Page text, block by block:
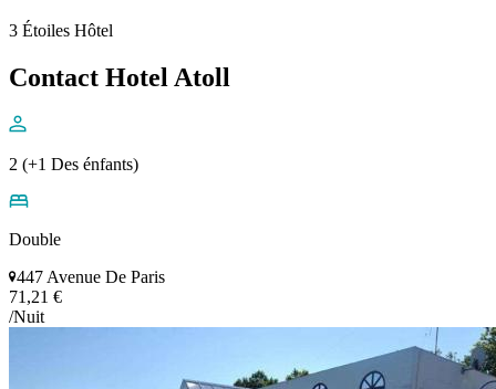
3 Étoiles Hôtel
Contact Hotel Atoll
2 (+1 Des énfants)
Double
447 Avenue De Paris
71,21 €
/Nuit